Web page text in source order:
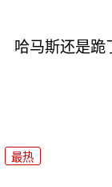
哈马斯还是跪
最热